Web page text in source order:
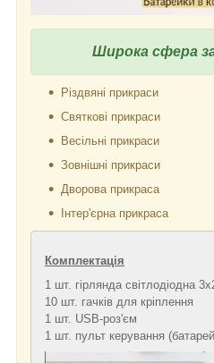
Широка сфера
Різдвяні прикраси
Святкові прикраси
Весільні прикраси
Зовнішні прикраси
Дворова прикраса
Інтер'єрна прикраса
Комплектація
1 шт. гірлянда світлодіодна
10 шт. гачків для кріплення
1 шт. USB-роз'єм
1 шт. пульт керування